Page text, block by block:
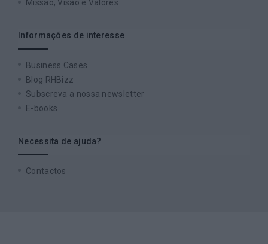
Missão, Visão e Valores
Informações de interesse
Business Cases
Blog RHBizz
Subscreva a nossa newsletter
E-books
Necessita de ajuda?
Contactos